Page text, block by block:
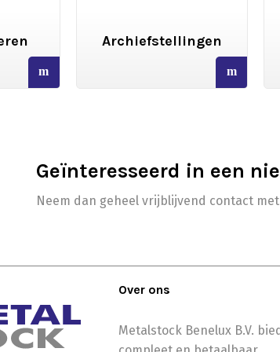
read
more
Archiefstellingen
read
more
Geïnteresseerd in een
Neem dan geheel vrijblijvend contact
Over ons
Metalstock Benelux B.V.